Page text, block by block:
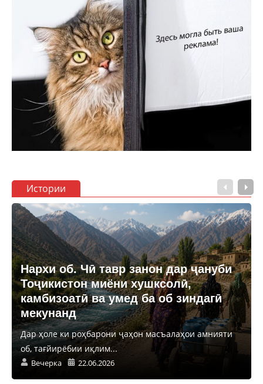
Истории
Нархи об. Чӣ тавр занон дар ҷануби
Тоҷикистон миёни хушксолӣ,
камбизоатӣ ва умед ба об зиндагӣ
мекунанд
Дар ҳоле ки роҳбарони ҷаҳон масъалаҳои амнияти
об, тағйирёбии иқлим...
Вечерка 22.06.2026